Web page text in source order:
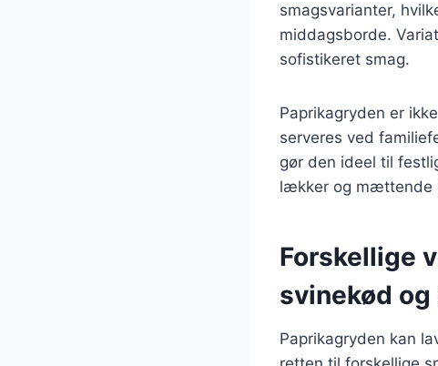
smagsvarianter,
middagsborde.
sofistikeret smag.
Paprikagryden er
serveres ved
gør den ideel til
lækker og mættende
Forskellige
svinekød og
Paprikagryden kan